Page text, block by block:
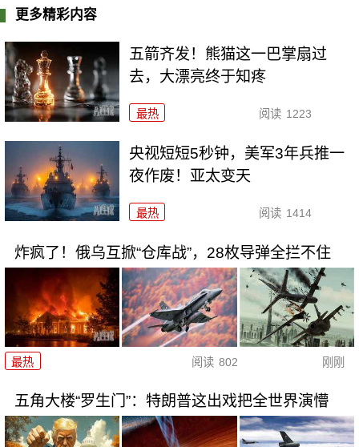
更多精彩内容
五箭齐发！熊猫这一巴掌扇过
去，大漂亮终于知疼
最热 阅读 1223
央视短短5秒钟，美军3年兵推一
夜作废！亚太变天
最热 阅读 1414
炸疯了！俄乌互掀“仓库战”，28枚导弹全拦不住
最热 阅读 802 刚刚
五角大楼“罗生门”：特朗普这出戏把全世界演懵